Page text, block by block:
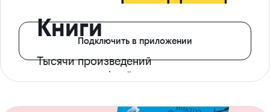
Книги
Тысячи произведений
с доступом офлайн
Подключить в приложении